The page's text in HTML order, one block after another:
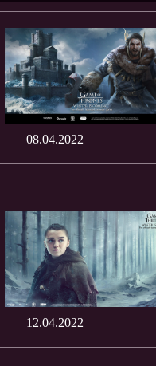
08.04.2022
12.04.2022